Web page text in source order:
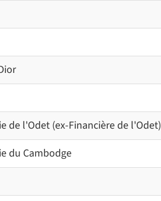
de l'Odet (ex-Financière de l'Odet)
du Cambodge